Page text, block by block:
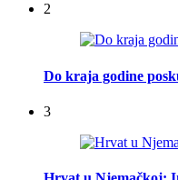
2
Do kraja godine
3